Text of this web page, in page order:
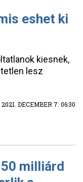
eshet ki
kiesnek,
lesz
2021. DECEMBER 7. 06:30
milliárd